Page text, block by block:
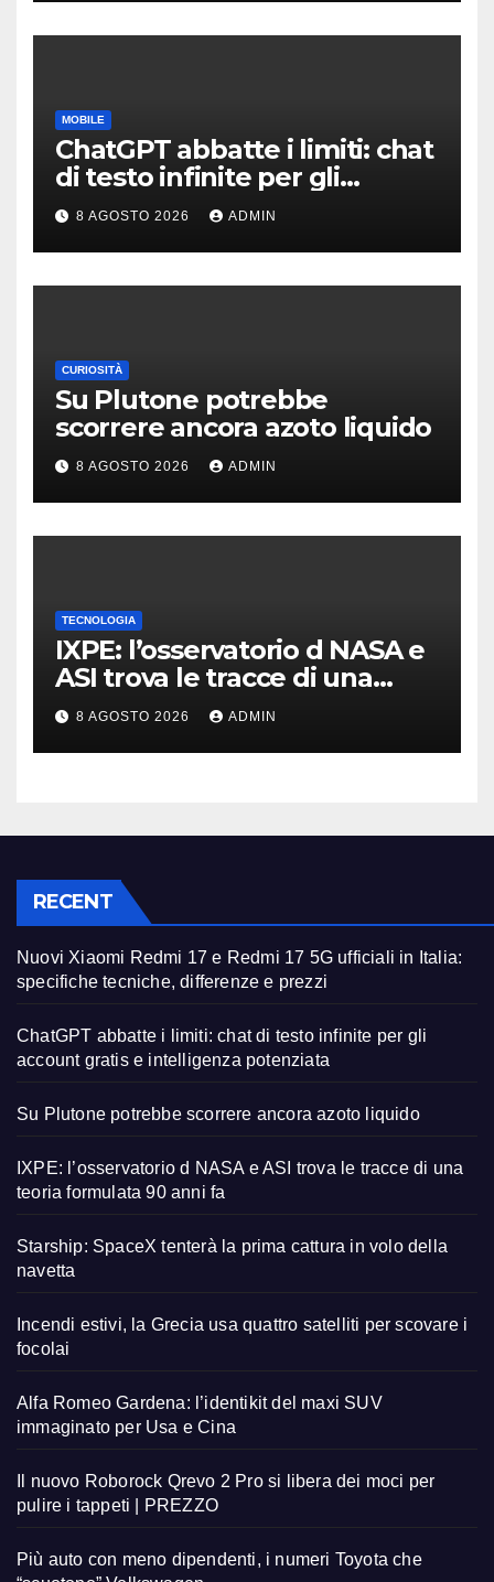
MOBILE
ChatGPT abbatte i limiti: chat
di testo infinite per gli
account gratis e intelligenza
potenziata
8 AGOSTO 2026 ADMIN
CURIOSITÀ
Su Plutone potrebbe
scorrere ancora azoto liquido
8 AGOSTO 2026 ADMIN
TECNOLOGIA
IXPE: l’osservatorio d NASA e
ASI trova le tracce di una
teoria formulata 90 anni fa
8 AGOSTO 2026 ADMIN
RECENT
Nuovi Xiaomi Redmi 17 e Redmi 17 5G ufficiali in Italia:
specifiche tecniche, differenze e prezzi
ChatGPT abbatte i limiti: chat di testo infinite per gli
account gratis e intelligenza potenziata
Su Plutone potrebbe scorrere ancora azoto liquido
IXPE: l’osservatorio d NASA e ASI trova le tracce di una
teoria formulata 90 anni fa
Starship: SpaceX tenterà la prima cattura in volo della
navetta
Incendi estivi, la Grecia usa quattro satelliti per scovare i
focolai
Alfa Romeo Gardena: l’identikit del maxi SUV
immaginato per Usa e Cina
Il nuovo Roborock Qrevo 2 Pro si libera dei moci per
pulire i tappeti | PREZZO
Più auto con meno dipendenti, i numeri Toyota che